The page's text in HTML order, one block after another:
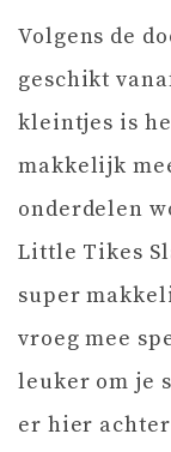
Volgens de
geschikt
kleintjes is
makkelijk
onderdelen
Little Tikes
super
vroeg mee
leuker om je
er hier